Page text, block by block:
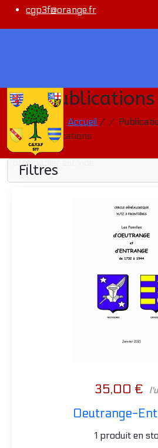
cgp3f@orange.fr
Votre panier est vide
Nos publications
Vous êtes ici : Accueil /
Nos publications
Filtres
35,00 €
Oeutrange-
1 produit en